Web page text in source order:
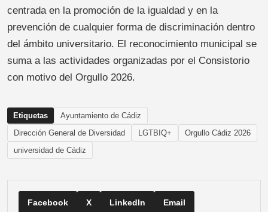
centrada en la promoción de la igualdad y en la
prevención de cualquier forma de discriminación dentro
del ámbito universitario. El reconocimiento municipal se
suma a las actividades organizadas por el Consistorio
con motivo del Orgullo 2026.
Etiquetas
Ayuntamiento de Cádiz
Dirección General de Diversidad
LGTBIQ+
Orgullo Cádiz 2026
universidad de Cádiz
Facebook X LinkedIn Email